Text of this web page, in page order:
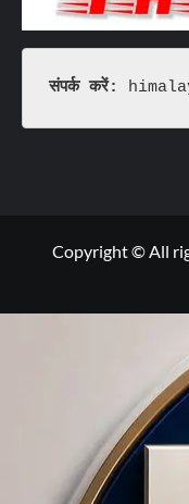
संपर्क करें:
Copyright © All